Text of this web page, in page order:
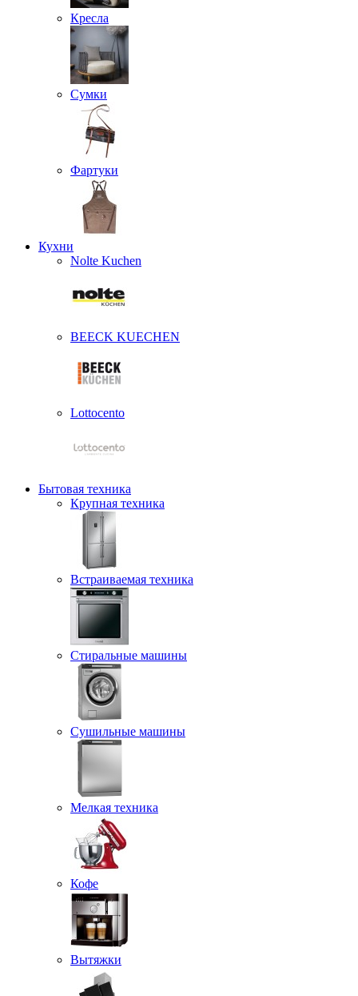
Кресла
Сумки
Фартуки
Кухни
Nolte Kuchen
BEECK KUECHEN
Lottocento
Бытовая техника
Крупная техника
Встраиваемая техника
Стиральные машины
Сушильные машины
Мелкая техника
Кофе
Вытяжки